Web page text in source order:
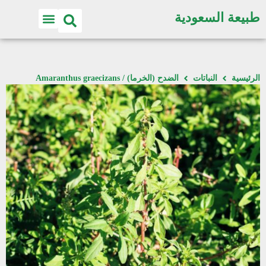
طبيعة السعودية
الرئيسية النباتات الضدح (الخرما) / Amaranthus graecizans